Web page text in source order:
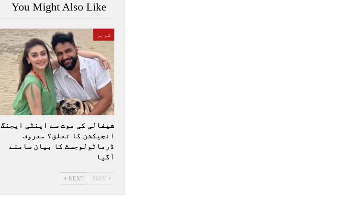
You Might Also Like
شوبز
شیفالی کی موت سے اینٹی ایجنگ
انجیکشن کا تعلق؟ معروف
ڈرماٹولوجسٹ کا بیان سامنے
آگیا
NEXT